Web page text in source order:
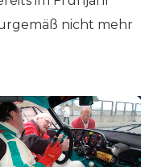
nicht mehr